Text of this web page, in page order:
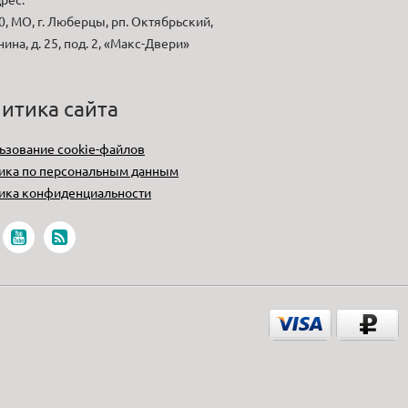
МО, г. Люберцы, рп. Октябрьский,
д. 25, под. 2, «Макс-Двери»
сайта
cookie-файлов
по персональным данным
конфиденциальности